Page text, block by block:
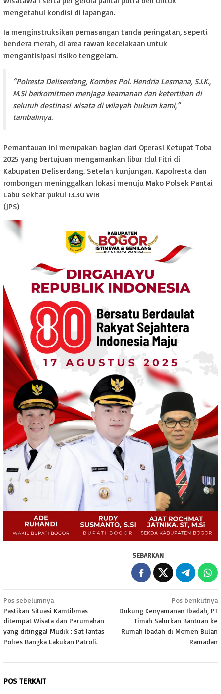
mengetahui kondisi di lapangan.
Ia menginstruksikan pemasangan tanda peringatan, seperti
bendera merah, di area rawan kecelakaan untuk
mengantisipasi risiko tenggelam.
“Polresta Deliserdang, Kombes Pol. Hendria Lesmana, S.I.K.,
M.Si berkomitmen menjaga keamanan dan ketertiban di
seluruh destinasi wisata di wilayah hukum kami,”
tambahnya.
Pemantauan ini merupakan bagian dari Operasi Ketupat Toba
2025 yang bertujuan mengamankan libur Idul Fitri di
Kabupaten Deliserdang. Setelah kunjungan. Kapolresta dan
rombongan meninggalkan lokasi menuju Mako Polsek Pantai
Labu sekitar pukul 13.30 WIB
(JPS)
SEBARKAN
Navigasi
pos
Pos sebelumnya
Pastikan Situasi Kamtibmas
ditempat Wisata dan Perumahan
yang ditinggal Mudik : Sat lantas
Polres Bangka Lakukan Patroli.
Pos berikutnya
Dukung Kenyamanan Ibadah, PT
Timah Salurkan Bantuan ke
Rumah Ibadah di Momen Bulan
Ramadan
POS TERKAIT